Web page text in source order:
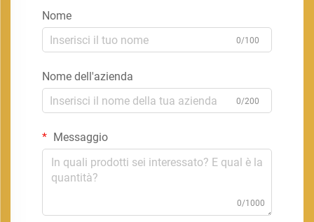
Nome
0/100
Nome dell'azienda
0/200
Messaggio
0/1000